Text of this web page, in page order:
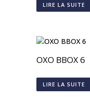
LIRE LA SUITE
OXO BBOX 6
LIRE LA SUITE